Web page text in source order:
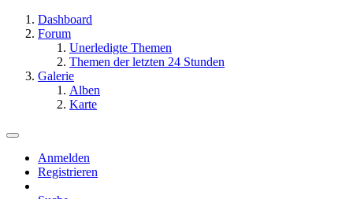
Dashboard
Forum
Unerledigte Themen
Themen der letzten 24 Stunden
Galerie
Alben
Karte
Anmelden
Registrieren